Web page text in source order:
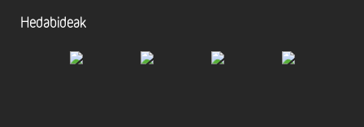
Hedabideak